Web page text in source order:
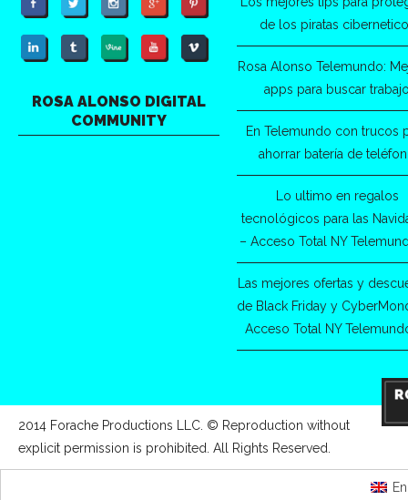
ROSA ALONSO DIGITAL
COMMUNITY
de los piratas
Rosa Alonso Telemundo:
apps para buscar
En Telemundo con trucos
ahorrar batería de
Lo ultimo en regalos
tecnológicos para las
– Acceso Total NY
Las mejores ofertas y
de Black Friday y
Acceso Total NY
2014 Forache Productions LLC. © Reproduction without
explicit permission is prohibited. All Rights Reserved.